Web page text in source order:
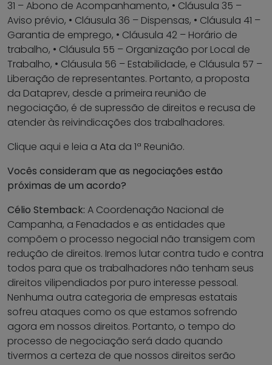
31 – Abono de Acompanhamento, • Cláusula 35 –
Aviso prévio, • Cláusula 36 – Dispensas, • Cláusula 41 –
Garantia de emprego, • Cláusula 42 – Horário de
trabalho, • Cláusula 55 – Organização por Local de
Trabalho, • Cláusula 56 – Estabilidade, e Cláusula 57 –
Liberação de representantes. Portanto, a proposta
da Dataprev, desde a primeira reunião de
negociação, é de supressão de direitos e recusa de
atender às reivindicações dos trabalhadores.
Clique aqui e leia a Ata da 1ª Reunião.
Vocês consideram que as negociações estão
próximas de um acordo?
Célio Stemback: A Coordenação Nacional de
Campanha, a Fenadados e as entidades que
compõem o processo negocial não transigem com
redução de direitos. Iremos lutar contra tudo e contra
todos para que os trabalhadores não tenham seus
direitos vilipendiados por puro interesse pessoal.
Nenhuma outra categoria de empresas estatais
sofreu ataques como os que estamos sofrendo
agora em nossos direitos. Portanto, o tempo do
processo de negociação será dado quando
tivermos a certeza de que nossos direitos serão